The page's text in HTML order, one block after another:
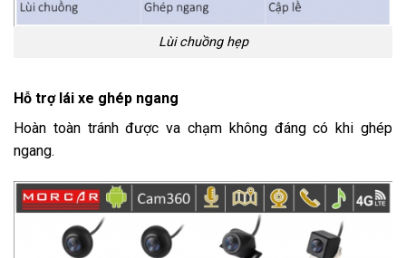
Lùi chuồng hẹp
Hỗ trợ lái xe ghép ngang
Hoàn toàn tránh được va chạm không đáng có khi ghép
ngang.